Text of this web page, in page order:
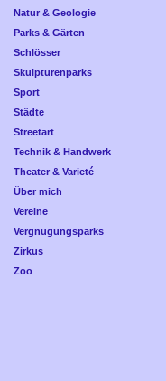
Natur & Geologie
Parks & Gärten
Schlösser
Skulpturenparks
Sport
Städte
Streetart
Technik & Handwerk
Theater & Varieté
Über mich
Vereine
Vergnügungsparks
Zirkus
Zoo